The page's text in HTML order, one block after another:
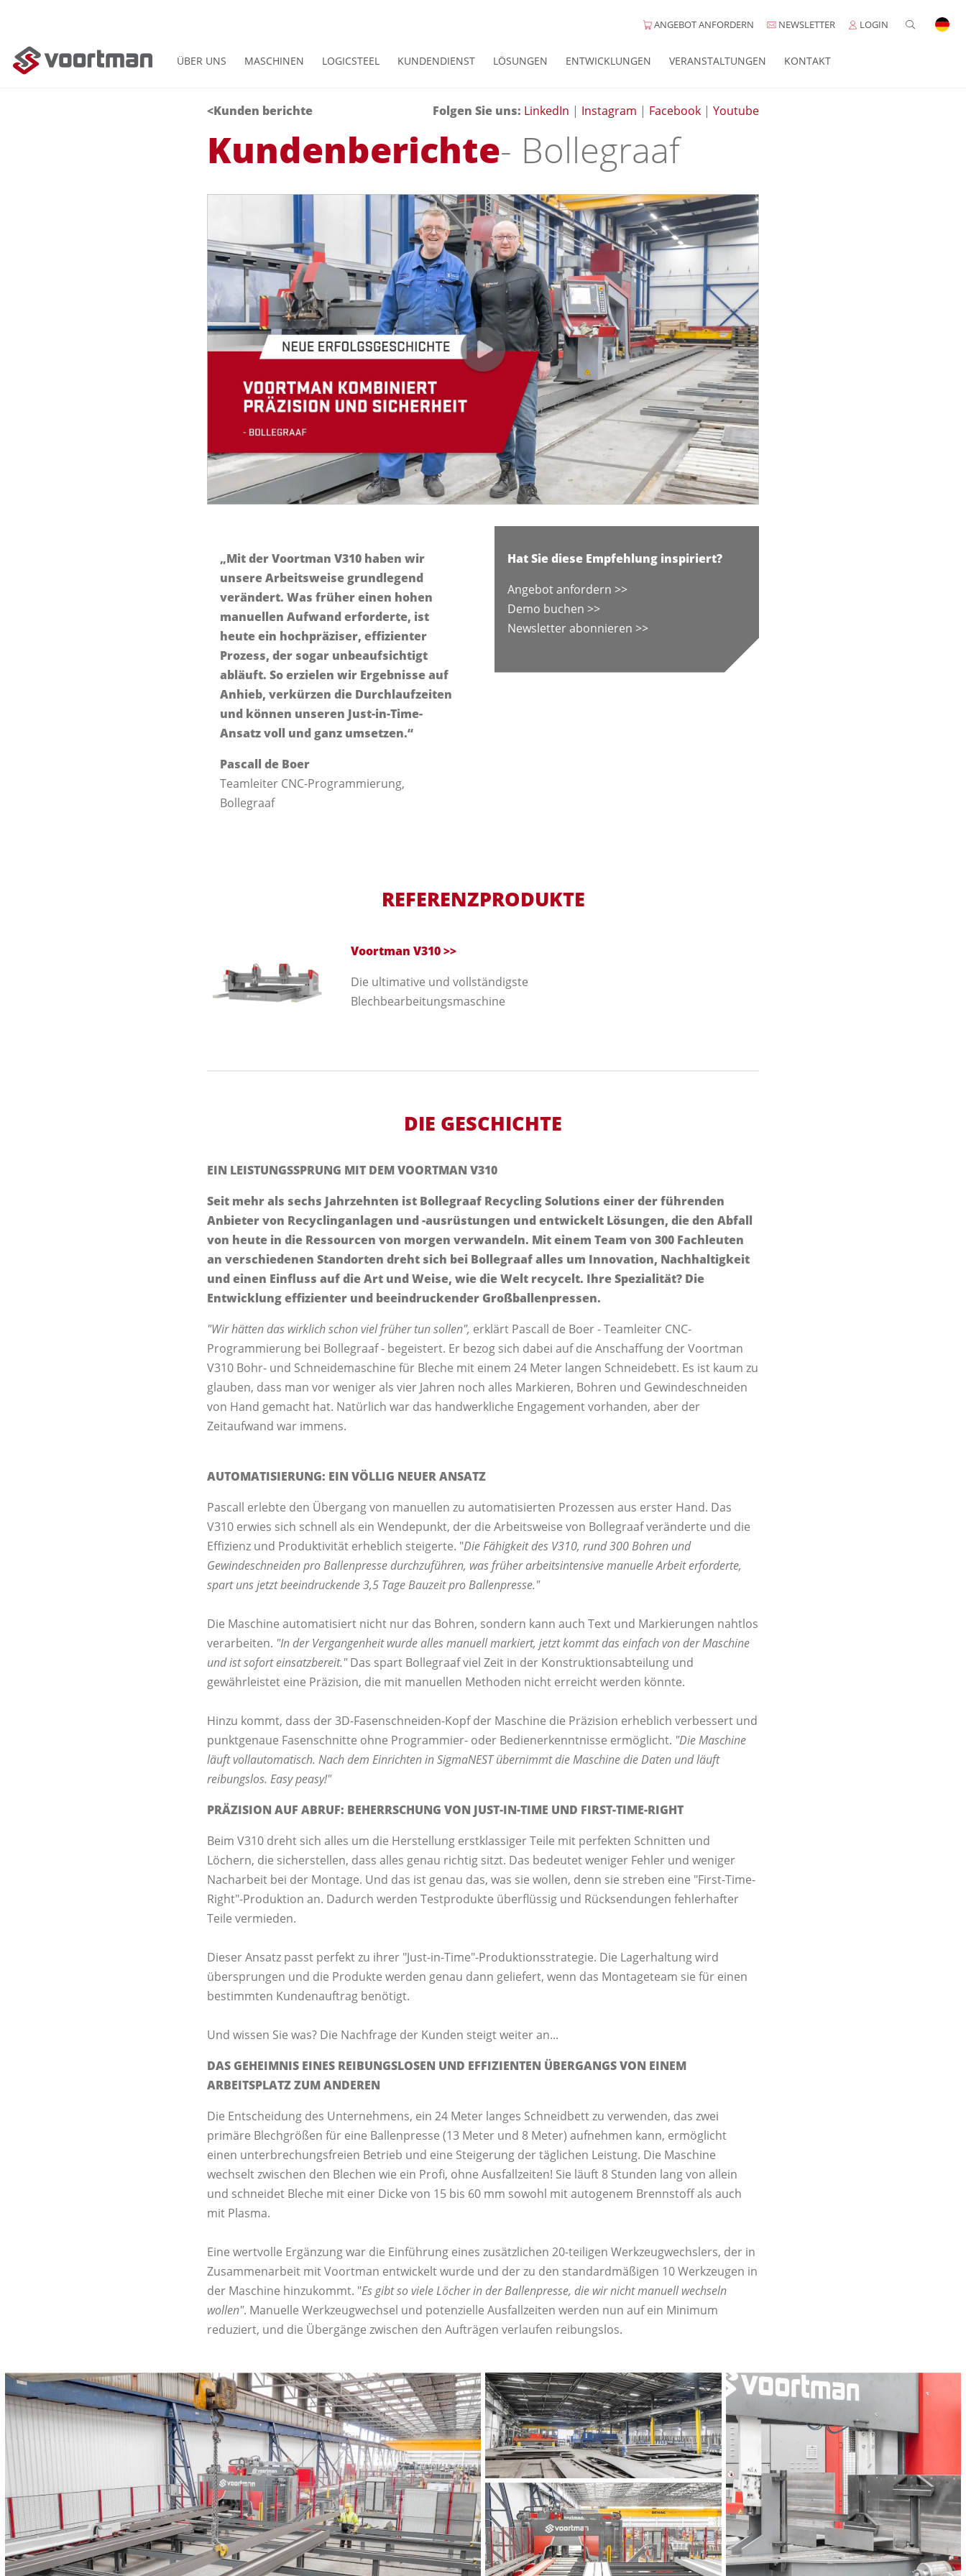
ANGEBOT ANFORDERN NEWSLETTER LOGIN
ÜBER UNS MASCHINEN LOGICSTEEL KUNDENDIENST LÖSUNGEN ENTWICKLUNGEN VERANSTALTUNGEN KONTAKT
<Kunden berichte Folgen Sie uns: LinkedIn | Instagram | Facebook | Youtube
Kundenberichte- Bollegraaf
„Mit der Voortman V310 haben wir
unsere Arbeitsweise grundlegend
verändert. Was früher einen hohen
manuellen Aufwand erforderte, ist
heute ein hochpräziser, effizienter
Prozess, der sogar unbeaufsichtigt
abläuft. So erzielen wir Ergebnisse auf
Anhieb, verkürzen die Durchlaufzeiten
und können unseren Just-in-Time-
Ansatz voll und ganz umsetzen.“
Pascall de Boer
Teamleiter CNC-Programmierung,
Bollegraaf
Hat Sie diese Empfehlung inspiriert?
Angebot anfordern >>
Demo buchen >>
Newsletter abonnieren >>
REFERENZPRODUKTE
Voortman V310>>
Die ultimative und vollständigste
Blechbearbeitungsmaschine
DIE GESCHICHTE
EIN LEISTUNGSSPRUNG MIT DEM VOORTMAN V310
Seit mehr als sechs Jahrzehnten ist Bollegraaf Recycling Solutions einer der führenden
Anbieter von Recyclinganlagen und -ausrüstungen und entwickelt Lösungen, die den Abfall
von heute in die Ressourcen von morgen verwandeln. Mit einem Team von 300 Fachleuten
an verschiedenen Standorten dreht sich bei Bollegraaf alles um Innovation, Nachhaltigkeit
und einen Einfluss auf die Art und Weise, wie die Welt recycelt. Ihre Spezialität? Die
Entwicklung effizienter und beeindruckender Großballenpressen.
"Wir hätten das wirklich schon viel früher tun sollen", erklärt Pascall de Boer - Teamleiter CNC-
Programmierung bei Bollegraaf - begeistert. Er bezog sich dabei auf die Anschaffung der Voortman
V310 Bohr- und Schneidemaschine für Bleche mit einem 24 Meter langen Schneidebett. Es ist kaum zu
glauben, dass man vor weniger als vier Jahren noch alles Markieren, Bohren und Gewindeschneiden
von Hand gemacht hat. Natürlich war das handwerkliche Engagement vorhanden, aber der
Zeitaufwand war immens.
AUTOMATISIERUNG: EIN VÖLLIG NEUER ANSATZ
Pascall erlebte den Übergang von manuellen zu automatisierten Prozessen aus erster Hand. Das
V310 erwies sich schnell als ein Wendepunkt, der die Arbeitsweise von Bollegraaf veränderte und die
Effizienz und Produktivität erheblich steigerte. "Die Fähigkeit des V310, rund 300 Bohren und
Gewindeschneiden pro Ballenpresse durchzuführen, was früher arbeitsintensive manuelle Arbeit erforderte,
spart uns jetzt beeindruckende 3,5 Tage Bauzeit pro Ballenpresse."
Die Maschine automatisiert nicht nur das Bohren, sondern kann auch Text und Markierungen nahtlos
verarbeiten. "In der Vergangenheit wurde alles manuell markiert, jetzt kommt das einfach von der Maschine
und ist sofort einsatzbereit."Das spart Bollegraaf viel Zeit in der Konstruktionsabteilung und
gewährleistet eine Präzision, die mit manuellen Methoden nicht erreicht werden könnte.
Hinzu kommt, dass der 3D-Fasenschneiden-Kopf der Maschine die Präzision erheblich verbessert und
punktgenaue Fasenschnitte ohne Programmier- oder Bedienerkenntnisse ermöglicht. "Die Maschine
läuft vollautomatisch. Nach dem Einrichten in SigmaNEST übernimmt die Maschine die Daten und läuft
reibungslos. Easy peasy!"
PRÄZISION AUF ABRUF: BEHERRSCHUNG VON JUST-IN-TIME UND FIRST-TIME-RIGHT
Beim V310 dreht sich alles um die Herstellung erstklassiger Teile mit perfekten Schnitten und
Löchern, die sicherstellen, dass alles genau richtig sitzt. Das bedeutet weniger Fehler und weniger
Nacharbeit bei der Montage. Und das ist genau das, was sie wollen, denn sie streben eine "First-Time-
Right"-Produktion an. Dadurch werden Testprodukte überflüssig und Rücksendungen fehlerhafter
Teile vermieden.
Dieser Ansatz passt perfekt zu ihrer "Just-in-Time"-Produktionsstrategie. Die Lagerhaltung wird
übersprungen und die Produkte werden genau dann geliefert, wenn das Montageteam sie für einen
bestimmten Kundenauftrag benötigt.
Und wissen Sie was? Die Nachfrage der Kunden steigt weiter an...
DAS GEHEIMNIS EINES REIBUNGSLOSEN UND EFFIZIENTEN ÜBERGANGS VON EINEM
ARBEITSPLATZ ZUM ANDEREN
Die Entscheidung des Unternehmens, ein 24 Meter langes Schneidbett zu verwenden, das zwei
primäre Blechgrößen für eine Ballenpresse (13 Meter und 8 Meter) aufnehmen kann, ermöglicht
einen unterbrechungsfreien Betrieb und eine Steigerung der täglichen Leistung. Die Maschine
wechselt zwischen den Blechen wie ein Profi, ohne Ausfallzeiten! Sie läuft 8 Stunden lang von allein
und schneidet Bleche mit einer Dicke von 15 bis 60 mm sowohl mit autogenem Brennstoff als auch
mit Plasma.
Eine wertvolle Ergänzung war die Einführung eines zusätzlichen 20-teiligen Werkzeugwechslers, der in
Zusammenarbeit mit Voortman entwickelt wurde und der zu den standardmäßigen 10 Werkzeugen in
der Maschine hinzukommt. "Es gibt so viele Löcher in der Ballenpresse, die wir nicht manuell wechseln
wollen". Manuelle Werkzeugwechsel und potenzielle Ausfallzeiten werden nun auf ein Minimum
reduziert, und die Übergänge zwischen den Aufträgen verlaufen reibungslos.